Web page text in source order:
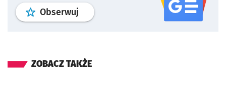
Obserwuj profil serwisu
ZOBACZ TAKŻE